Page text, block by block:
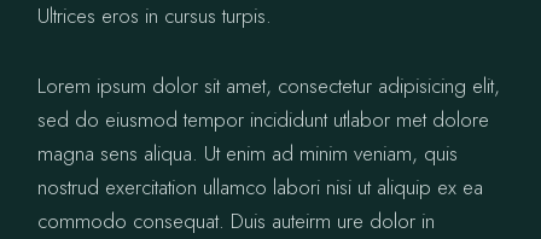
Ultrices eros in cursus turpis.
Lorem ipsum dolor sit amet, consectetur adipisicing elit,
sed do eiusmod tempor incididunt utlabor met dolore
magna sens aliqua. Ut enim ad minim veniam, quis
nostrud exercitation ullamco labori nisi ut aliquip ex ea
commodo consequat. Duis auteirm ure dolor in